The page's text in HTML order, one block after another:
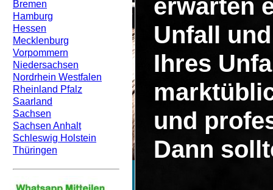
Bremen
Hamburg
Hessen
Mecklenburg
Vorpommern
Niedersachsen
Nordrhein Westfalen
Rheinland Pfalz
Saarland
Sachsen
Sachsen Anhalt
Schleswig Holstein
Thüringen
erwarten
Unfall
Ihres
und
Dann